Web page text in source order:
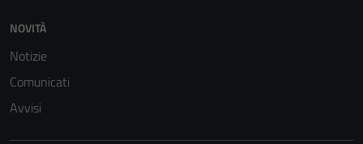
NOVITÀ
Notizie
Comunicati
Avvisi